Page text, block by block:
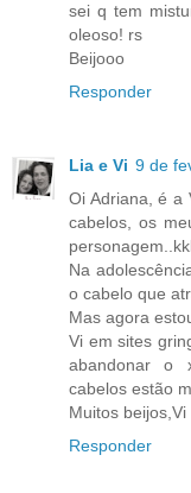
sei q tem
oleoso! rs
Beijooo
Responder
Lia e Vi 9 de
Oi Adriana, é a
cabelos, os
Na
o cabelo que
Mas agora
Vi em sites
abandonar o
cabelos estão
Muitos beijos,Vi
Responder